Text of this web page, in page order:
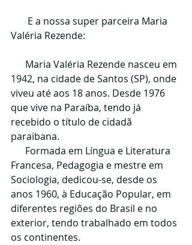
Valéria Rezende:
1942, na cidade de Santos (SP), onde
viveu até aos 18 anos. Desde 1976
que vive na Paraíba, tendo já
recebido o título de cidadã
paraibana.​
Francesa, Pedagogia e mestre em
Sociologia, dedicou-se, desde os
anos 1960, à Educação Popular, em
diferentes regiões do Brasil e no
exterior, tendo trabalhado em todos
os continentes.​